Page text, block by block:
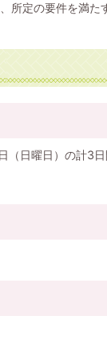
所定の要件を満た
（日曜日）の計3日